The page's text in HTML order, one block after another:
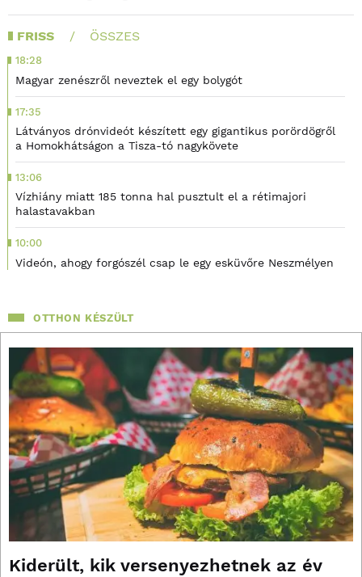
FRISS ÖSSZES
18:28
Magyar zenészről neveztek el egy bolygót
17:35
Látványos drónvideót készített egy gigantikus porördögről
a Homokhátságon a Tisza-tó nagykövete
13:06
Vízhiány miatt 185 tonna hal pusztult el a rétimajori
halastavakban
10:00
Videón, ahogy forgószél csap le egy esküvőre Neszmélyen
OTTHON KÉSZÜLT
Kiderült, kik versenyezhetnek az év